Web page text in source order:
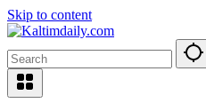
Skip to content